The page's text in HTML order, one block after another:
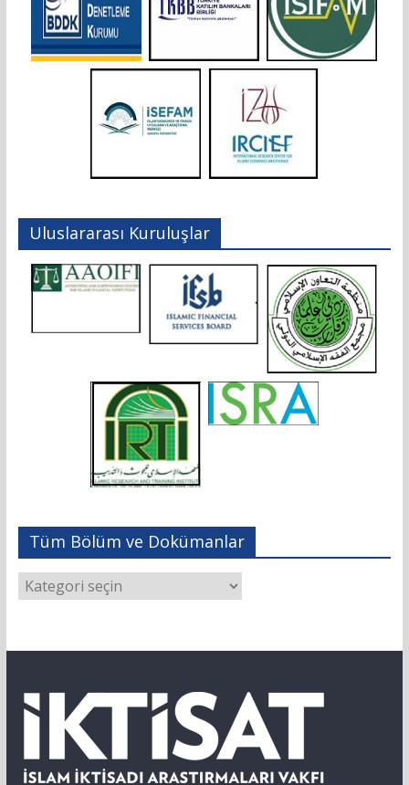
Uluslararası Kuruluşlar
Tüm Bölüm ve Dokümanlar